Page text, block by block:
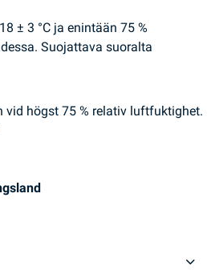
± 3 °C ja enintään 75 %
Suojattava suoralta
vid högst 75 % relativ luftfuktighet.